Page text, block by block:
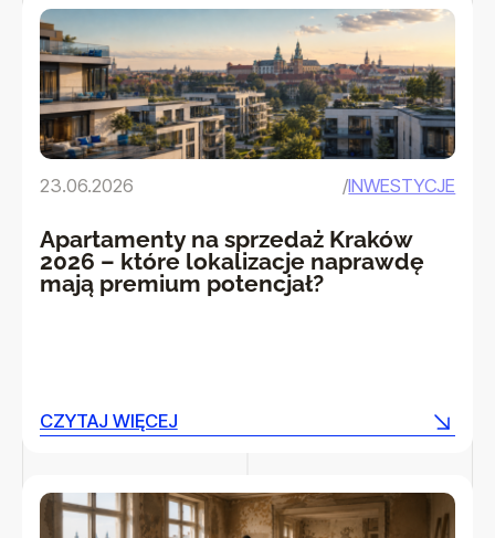
23.06.2026 /INWESTYCJE
Apartamenty na sprzedaż Kraków
2026 – które lokalizacje naprawdę
mają premium potencjał?
CZYTAJ WIĘCEJ
CZYTAJ WIĘCEJ